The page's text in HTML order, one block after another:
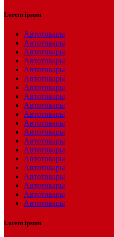
Lorem ipsum
Автотовары
Автотовары
Автотовары
Автотовары
Автотовары
Автотовары
Автотовары
Автотовары
Автотовары
Автотовары
Автотовары
Автотовары
Автотовары
Автотовары
Автотовары
Автотовары
Автотовары
Автотовары
Автотовары
Автотовары
Lorem ipsum